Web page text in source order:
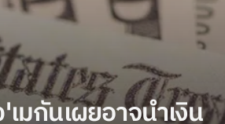
มกันเผยอาจนำเงิน